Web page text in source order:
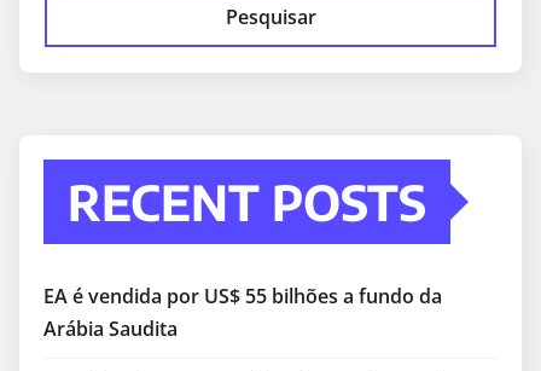
Pesquisar
RECENT POSTS
EA é vendida por US$ 55 bilhões a fundo da
Arábia Saudita